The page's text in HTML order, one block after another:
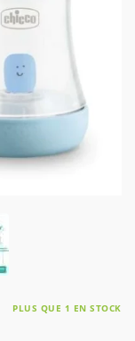
PLUS QUE 1 EN STOCK